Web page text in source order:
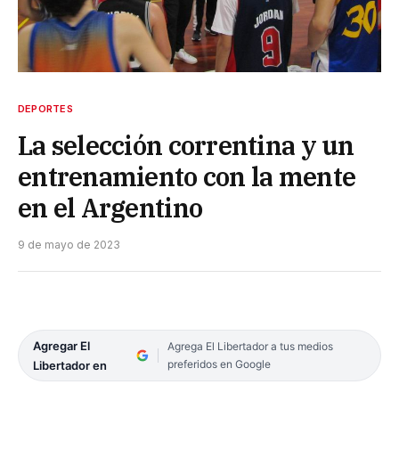
DEPORTES
La selección correntina y un
entrenamiento con la mente
en el Argentino
9 de mayo de 2023
Agregar El
Libertador en
Agrega El Libertador a tus medios
preferidos en Google